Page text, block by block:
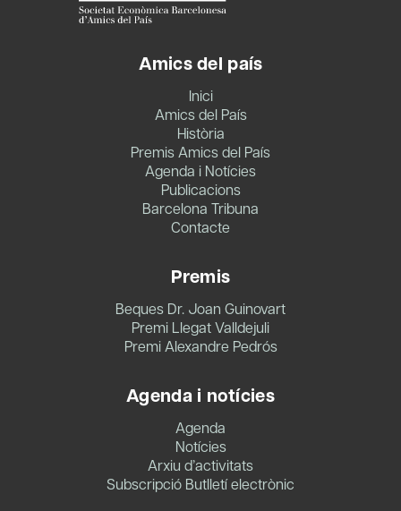
Amics del país
Inici
Amics del País
Història
Premis Amics del País
Agenda i Notícies
Publicacions
Barcelona Tribuna
Contacte
Premis
Beques Dr. Joan Guinovart
Premi Llegat Valldejuli
Premi Alexandre Pedrós
Agenda i notícies
Agenda
Notícies
Arxiu d’activitats
Subscripció Butlletí electrònic